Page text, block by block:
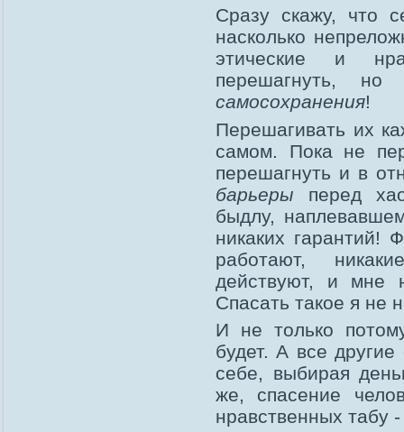
Сразу скажу, что
насколько
этические и
перешагнуть,
самосохранения!
Перешагивать их
самом. Пока не
перешагнуть и в
барьеры перед
быдлу,
никаких гарантий!
работают,
действуют, и мне
Спасать такое я не
И не только
будет. А все
себе, выбирая
же, спасение
нравственных табу